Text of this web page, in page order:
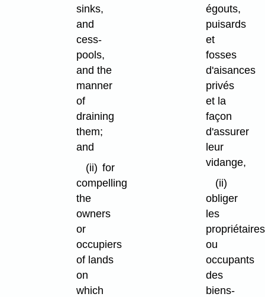
sinks,
and
cess-
pools,
and the
manner
of
draining
them;
and
(ii) for
compelling
the
owners
or
occupiers
of lands
on
which
égouts,
puisards
et
fosses
d'aisances
privés
et la
façon
d'assurer
leur
vidange,
(ii)
obliger
les
propriétaires
ou
occupants
des
biens-